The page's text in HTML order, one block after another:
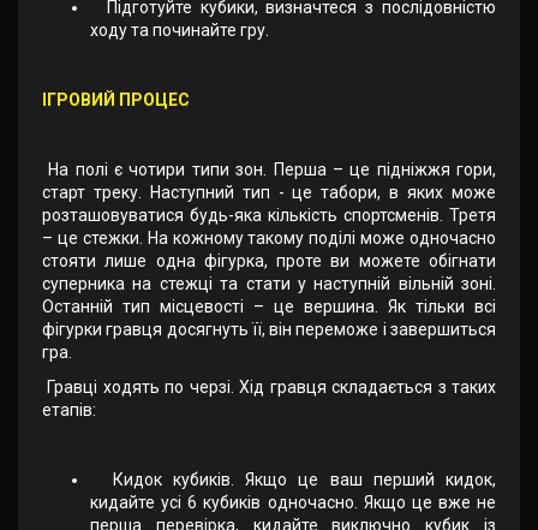
Підготуйте кубики, визначтеся з послідовністю
ходу та починайте гру.
ІГРОВИЙ ПРОЦЕС
На полі є чотири типи зон. Перша – це підніжжя гори,
старт треку. Наступний тип - це табори, в яких може
розташовуватися будь-яка кількість спортсменів. Третя
– це стежки. На кожному такому поділі може одночасно
стояти лише одна фігурка, проте ви можете обігнати
суперника на стежці та стати у наступній вільній зоні.
Останній тип місцевості – це вершина. Як тільки всі
фігурки гравця досягнуть її, він переможе і завершиться
гра.
Гравці ходять по черзі. Хід гравця складається з таких
етапів:
Кидок кубиків. Якщо це ваш перший кидок,
кидайте усі 6 кубиків одночасно. Якщо це вже не
перша перевірка, кидайте виключно кубик із